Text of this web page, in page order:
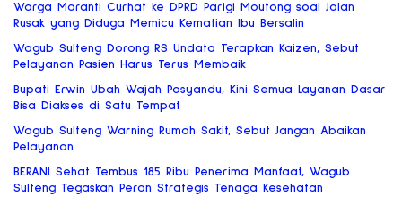
Warga Maranti Curhat ke DPRD Parigi Moutong soal Jalan
Rusak yang Diduga Memicu Kematian Ibu Bersalin
Wagub Sulteng Dorong RS Undata Terapkan Kaizen, Sebut
Pelayanan Pasien Harus Terus Membaik
Bupati Erwin Ubah Wajah Posyandu, Kini Semua Layanan Dasar
Bisa Diakses di Satu Tempat
Wagub Sulteng Warning Rumah Sakit, Sebut Jangan Abaikan
Pelayanan
BERANI Sehat Tembus 185 Ribu Penerima Manfaat, Wagub
Sulteng Tegaskan Peran Strategis Tenaga Kesehatan